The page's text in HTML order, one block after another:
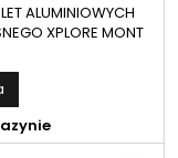
ALUMINIOWYCH
XPLORE MONT